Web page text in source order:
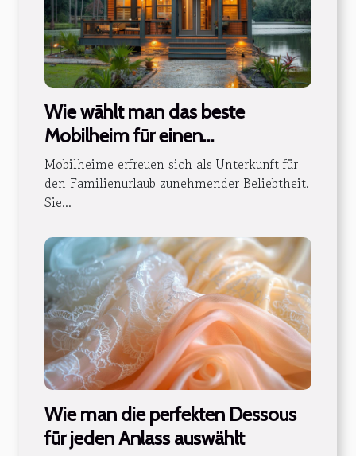
Wie wählt man das beste
Mobilheim für einen
Familienurlaub?
Mobilheime erfreuen sich als Unterkunft für
den Familienurlaub zunehmender Beliebtheit.
Sie...
Wie man die perfekten Dessous
für jeden Anlass auswählt